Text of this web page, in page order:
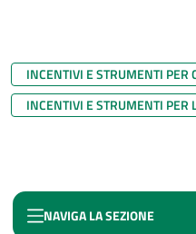
INCENTIVI E STRUMENTI PER
INCENTIVI E STRUMENTI PER
NAVIGA LA SEZIONE
FONDO IMPRESE CREATIVE